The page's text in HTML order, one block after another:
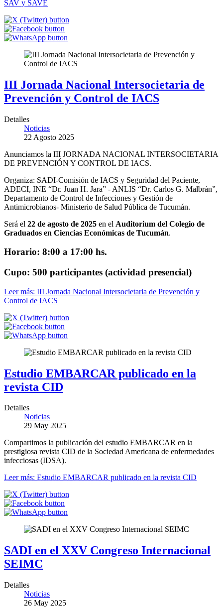
SAV y SAVE
III Jornada Nacional Intersocietaria de
Prevención y Control de IACS
Detalles
Noticias
22 Agosto 2025
Anunciamos la III JORNADA NACIONAL INTERSOCIETARIA
DE PREVENCIÓN Y CONTROL DE IACS.
Organiza: SADI-Comisión de IACS y Seguridad del Paciente,
ADECI, INE “Dr. Juan H. Jara” - ANLIS “Dr. Carlos G. Malbrán”,
Departamento de Control de Infecciones y Gestión de
Antimicrobianos- Ministerio de Salud Pública de Tucumán.
Será el 22 de agosto de 2025 en el Auditorium del Colegio de
Graduados en Ciencias Económicas de Tucumán.
Horario: 8:00 a 17:00 hs.
Cupo: 500 participantes (actividad presencial)
Leer más: III Jornada Nacional Intersocietaria de Prevención y
Control de IACS
Estudio EMBARCAR publicado en la
revista CID
Detalles
Noticias
29 May 2025
Compartimos la publicación del estudio EMBARCAR en la
prestigiosa revista CID de la Sociedad Americana de enfermedades
infecciosas (IDSA).
Leer más: Estudio EMBARCAR publicado en la revista CID
SADI en el XXV Congreso Internacional
SEIMC
Detalles
Noticias
26 May 2025